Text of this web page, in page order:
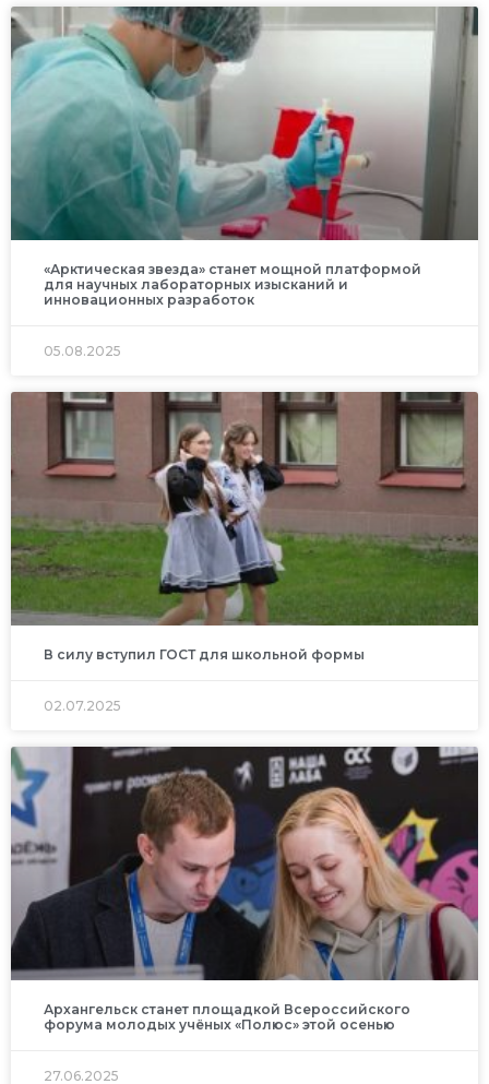
«Арктическая звезда» станет мощной платформой
для научных лабораторных изысканий и
инновационных разработок
05.08.2025
В силу вступил ГОСТ для школьной формы
02.07.2025
Архангельск станет площадкой Всероссийского
форума молодых учёных «Полюс» этой осенью
27.06.2025